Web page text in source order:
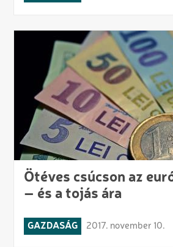
Ötéves csúcson az
– és a tojás ára
GAZDASÁG 2017. november 10.